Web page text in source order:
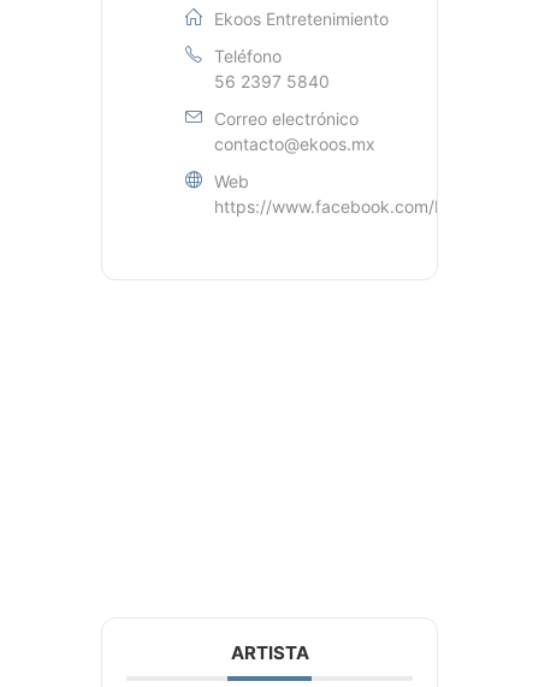
Ekoos Entretenimiento
Teléfono
56 2397 5840
Correo electrónico
contacto@ekoos.mx
Web
https://www.facebook.com/EkoosMx
ARTISTA